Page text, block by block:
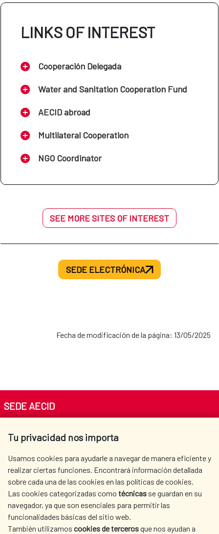
LINKS OF INTEREST
Cooperación Delegada
Water and Sanitation Cooperation Fund
AECID abroad
Multilateral Cooperation
NGO Coordinator
SEE MORE SITES OF INTEREST
SEDE ELECTRÓNICA
Fecha de modificación de la página: 13/05/2025
Tu privacidad nos importa
Usamos cookies para ayudarle a navegar de manera eficiente y
realizar ciertas funciones. Encontrará información detallada
sobre cada una de las cookies en las políticas de cookies.
Las cookies categorizadas como técnicas se guardan en su
navegador, ya que son esenciales para permitir las
funcionalidades básicas del sitio web.
También utilizamos cookies de tercerosque nos ayudan a
SEDE AECID
Tel. +34 900 20 30 54​​​​​​​
AECID
WHERE DO WE COOPERATE?
SPANISH HUMANITARIAN
ACTION
PRESS ROOM
CULTURE AND SCIENCE LIBRARY